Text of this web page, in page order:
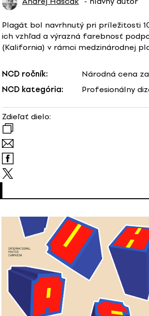
Plagát bol navrhnutý pri príležitosti
ich vzhľad a výrazná farebnosť
(Kalifornia) v rámci medzinárodnej
NCD ročník:
Národná cena
NCD kategória:
Profesionálny
Zdieľať dielo: